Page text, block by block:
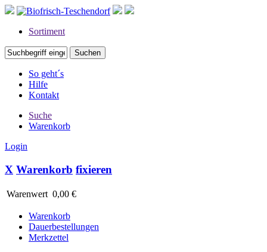
Sortiment
So geht´s
Hilfe
Kontakt
Suche
Warenkorb
Login
X Warenkorb fixieren
Warenwert 0,00 €
Warenkorb
Dauerbestellungen
Merkzettel